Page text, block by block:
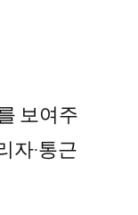
보여주
자·통근